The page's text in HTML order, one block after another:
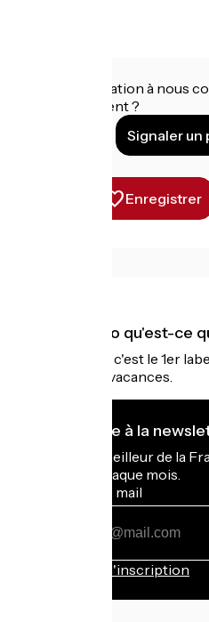
Une information à nous
établissement ?
Signaler un
Enregistrer
Accueil Vélo qu'est-ce
Accueil Vélo c'est le 1er
cyclistes en vacances.
Je m'abonne à la
Recevez le meilleur de la
boîte mail chaque mois.
Mon adresse mail
Conditions d'inscription